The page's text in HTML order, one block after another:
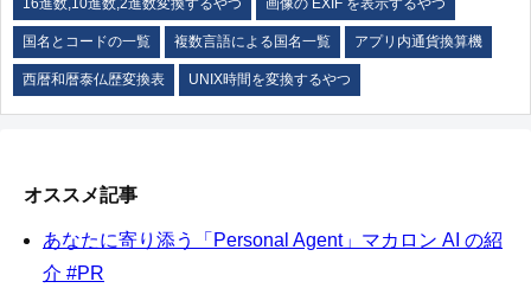
16進数,10進数,2進数変換するやつ 画像の EXIF を表示するやつ
国名とコードの一覧 複数言語による国名一覧 アプリ内通貨換算機
西暦和暦泰仏歴変換表 UNIX時間を変換するやつ
オススメ記事
あなたに寄り添う「Personal Agent」マカロン AI の紹
介 #PR